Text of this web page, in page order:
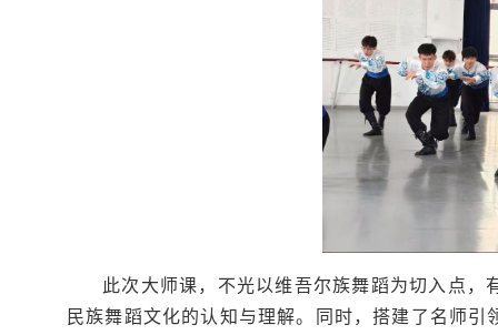
此次大师课，不光以维吾尔族舞蹈为切入点
民族舞蹈文化的认知与理解。同时，搭建了名师